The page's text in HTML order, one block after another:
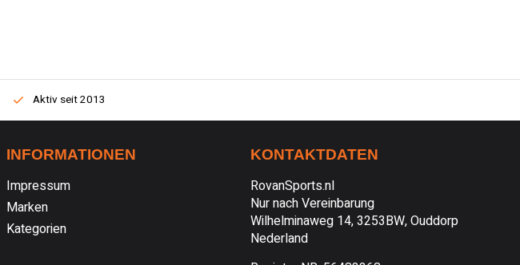
Aktiv seit 2013
INFORMATIONEN
Impressum
Marken
Kategorien
KONTAKTDATEN
RovanSports.nl
Nur nach Vereinbarung
Wilhelminaweg 14, 3253BW, Ouddorp
Nederland